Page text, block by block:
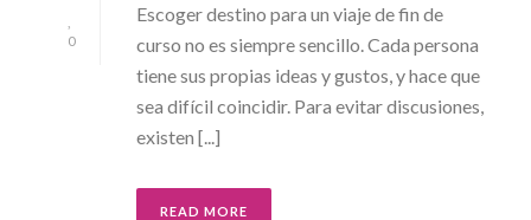
0
Escoger destino para un viaje de fin de
curso no es siempre sencillo. Cada persona
tiene sus propias ideas y gustos, y hace que
sea difícil coincidir. Para evitar discusiones,
existen [...]
READ MORE